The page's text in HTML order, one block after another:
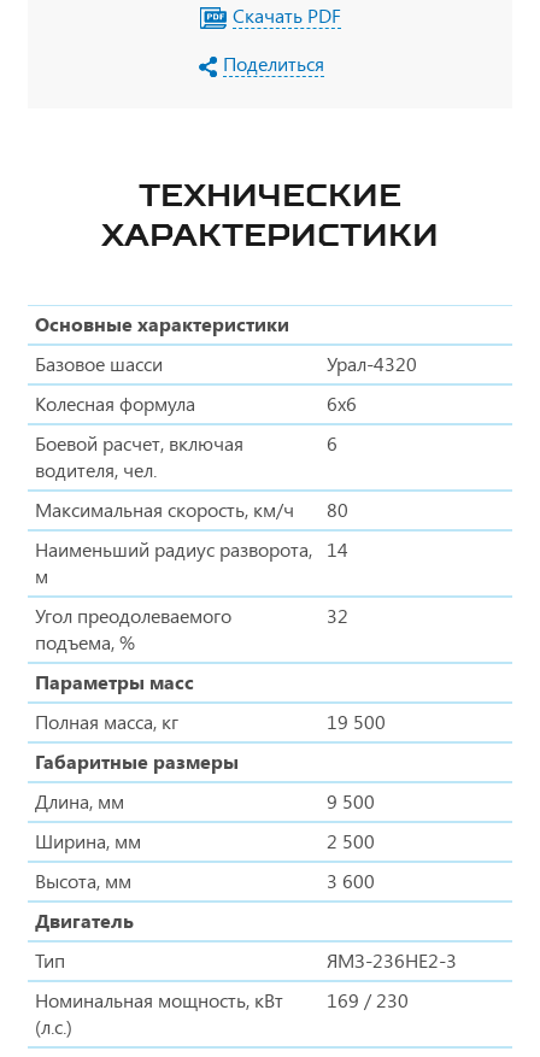
Скачать PDF
Поделиться
ТЕХНИЧЕСКИЕ
ХАРАКТЕРИСТИКИ
Основные характеристики
Базовое шасси
Урал-4320
Колесная формула
6x6
Боевой расчет, включая
водителя, чел.
6
Максимальная скорость, км/ч
80
Наименьший радиус разворота,
м
14
Угол преодолеваемого
подъема, %
32
Параметры масс
Полная масса, кг
19 500
Габаритные размеры
Длина, мм
9 500
Ширина, мм
2 500
Высота, мм
3 600
Двигатель
Тип
ЯМЗ-236НЕ2-3
Номинальная мощность, кВт
(л.с.)
169 / 230